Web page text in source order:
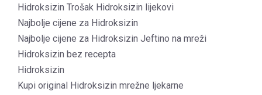
Hidroksizin Trošak Hidroksizin lijekovi
Najbolje cijene za Hidroksizin
Najbolje cijene za Hidroksizin Jeftino na mreži
Hidroksizin bez recepta
Hidroksizin
Kupi original Hidroksizin mrežne ljekarne